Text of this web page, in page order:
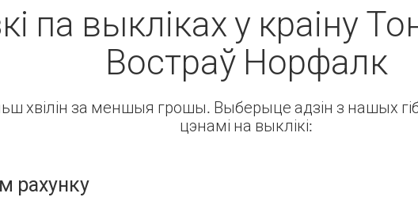
па выкліках у краіну
Востраў Норфалк
хвілін за меншыя грошы. Выберыце адзін з нашых
цэнамі на выклікі:
рахунку